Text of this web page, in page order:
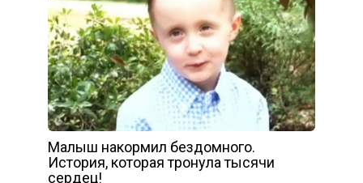
Малыш накормил бездомного.
История, которая тронула тысячи
сердец!